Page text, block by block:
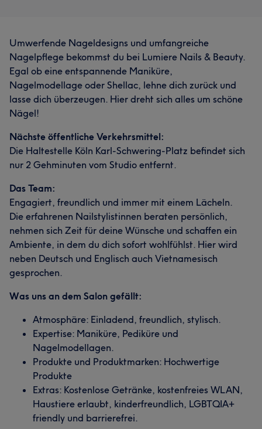
Umwerfende Nageldesigns und umfangreiche
Nagelpflege bekommst du bei Lumiere Nails & Beauty.
Egal ob eine entspannende Maniküre,
Nagelmodellage oder Shellac, lehne dich zurück und
lasse dich überzeugen. Hier dreht sich alles um schöne
Nägel!
Nächste öffentliche Verkehrsmittel:
Die Haltestelle Köln Karl-Schwering-Platz befindet sich
nur 2 Gehminuten vom Studio entfernt.
Das Team:
Engagiert, freundlich und immer mit einem Lächeln.
Die erfahrenen Nailstylistinnen beraten persönlich,
nehmen sich Zeit für deine Wünsche und schaffen ein
Ambiente, in dem du dich sofort wohlfühlst. Hier wird
neben Deutsch und Englisch auch Vietnamesisch
gesprochen.
Was uns an dem Salon gefällt:
Atmosphäre: Einladend, freundlich, stylisch.
Expertise: Maniküre, Pediküre und
Nagelmodellagen.
Produkte und Produktmarken: Hochwertige
Produkte
Extras: Kostenlose Getränke, kostenfreies WLAN,
Haustiere erlaubt, kinderfreundlich, LGBTQIA+
friendly und barrierefrei.